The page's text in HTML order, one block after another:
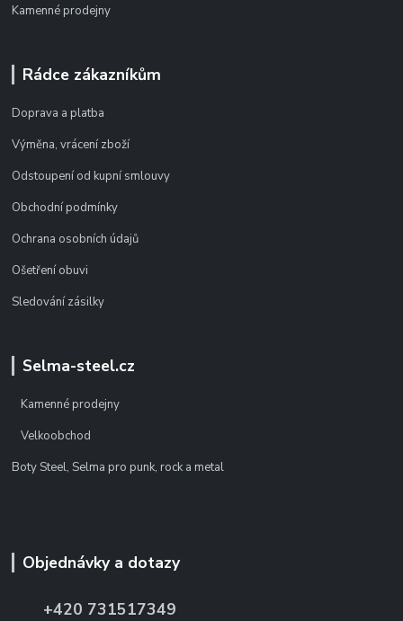
Kamenné prodejny
Rádce zákazníkům
Doprava a platba
Výměna, vrácení zboží
Odstoupení od kupní smlouvy
Obchodní podmínky
Ochrana osobních údajů
Ošetření obuvi
Sledování zásilky
Selma-steel.cz
Kamenné prodejny
Velkoobchod
Boty Steel, Selma pro punk, rock a metal
Objednávky a dotazy
+420 731517349